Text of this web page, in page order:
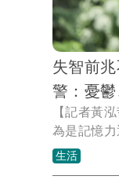
失智前
警：憂
【記者黃
為是記憶
醒，許多
實不是忘記
生活